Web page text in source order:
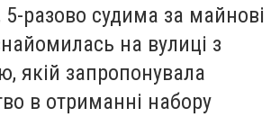
5-разово судима за майнові
на вулиці з
якій запропонувала
в отриманні набору